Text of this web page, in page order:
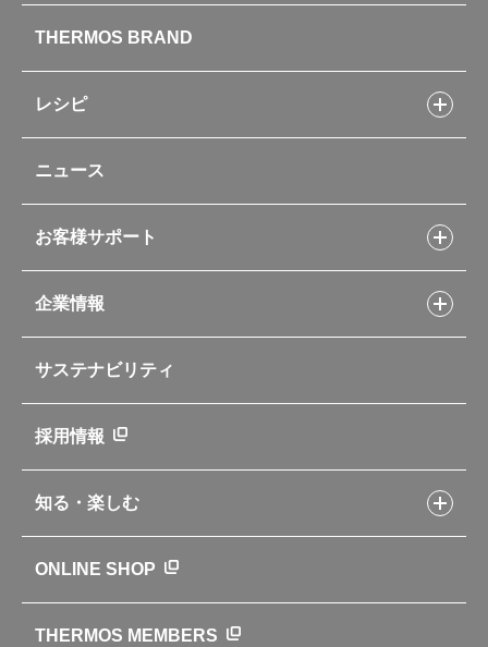
水筒
お弁当
キッチン用品
ポット・アイスペール
コーヒーメーカー
ソフトクーラー・バッグ
山専用ボトル
自転車専用ボトル
アパレル小物
業務用製品
新製品一覧
カタログ
THERMOS BRAND
レシピ
フライパンレシピ
シャトルシェフレシピ
スープジャーレシピ
イージースモーカーレシピ
レシピ本のご紹介
ニュース
お客様サポート
交換用部品の購入方法
部品の種類や販売状況を調べる
よくあるご質問・お問い合わせ
企業情報
企業理念
会社概要
ニュース
世界のサーモス
サーモスの歴史
サステナビリティ
採用情報
知る・楽しむ
クラブサーモス
WEBマガジン
お弁当にエールを込めて
ONLINE SHOP
THERMOS MEMBERS